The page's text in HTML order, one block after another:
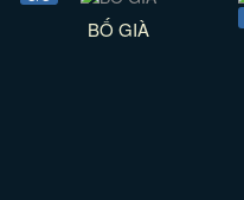
BỐ GIÀ